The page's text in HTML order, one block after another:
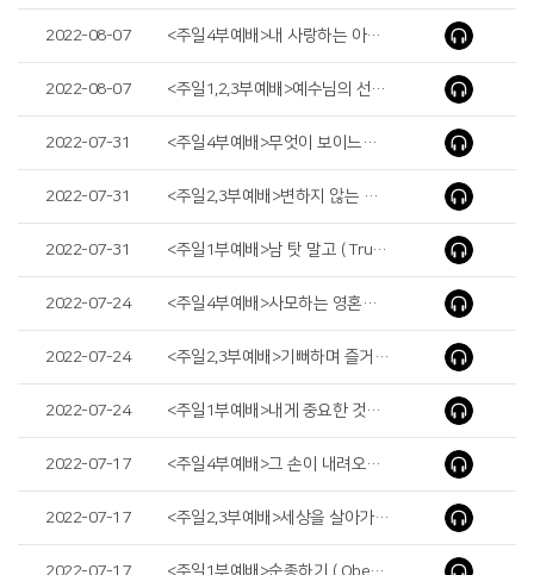
2022-08-07 <주일4부예배>내 사랑하는 아들 내 기뻐하는 자 ( My Beloved Son in Whom I Delight )
2022-08-07 <주일1,2,3부예배>예수님의 선택 ( Jesus’ Choice )
2022-07-31 <주일4부예배>무엇이 보이느냐?(Do You See Anything?)
2022-07-31 <주일2,3부예배>변하지 않는 믿음 ( Unchanging Faith )
2022-07-31 <주일1부예배>남 탓 말고 ( Trusting God’s Plan )
2022-07-24 <주일4부예배>사모하는 영혼을 만족하게 하시는 하나님 ( God Who Satisfies the Thirsty )
2022-07-24 <주일2,3부예배>기뻐하며 즐거워할지어다 ( Be Glad and Rejoice )
2022-07-24 <주일1부예배>내게 중요한 것이 그에게는 안 중요할 때 ( The Clash of Values )
2022-07-17 <주일4부예배>그 손이 내려오지 아니한지라 ( Hands Remained Steady )
2022-07-17 <주일2,3부예배>세상을 살아가게 하는 힘 ( Power to Live the World )